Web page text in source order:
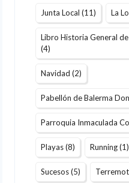
Junta Local (11) La
Libro Historia General
(4)
Navidad (2)
Pabellón de Balerma
Parroquia Inmaculada
Playas(8) Running(1)
Sucesos(5)